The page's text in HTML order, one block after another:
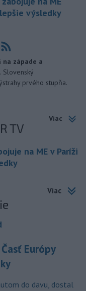
výsledky
západe a
Slovenský
prvého stupňa.
Viac
TV
na ME v Paríži
Viac
Časť Európy
do davu, dostal